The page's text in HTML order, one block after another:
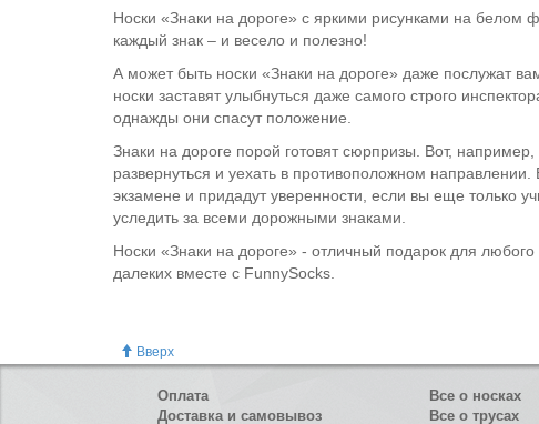
Носки «Знаки на дороге» с яркими рисунками на белом
каждый знак – и весело и полезно!
А может быть носки «Знаки на дороге» даже послужат
носки заставят улыбнуться даже самого строго
однажды они спасут положение.
Знаки на дороге порой готовят сюрпризы. Вот,
развернуться и уехать в противоположном
экзамене и придадут уверенности, если вы еще только
уследить за всеми дорожными знаками.
Носки «Знаки на дороге» - отличный подарок для
далеких вместе с FunnySocks.
Вверх
Оплата
Доставка и самовывоз
Все о носках
Все о трусах